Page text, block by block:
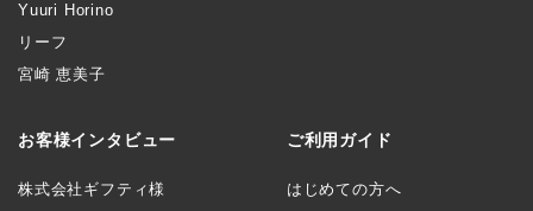
Yuuri Horino
リーフ
宮崎 恵美子
お客様インタビュー
株式会社ギフティ様
ご利用ガイド
はじめての方へ